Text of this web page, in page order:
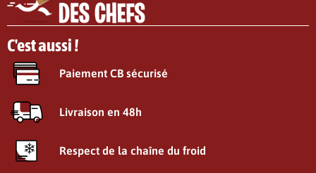
C'est aussi !
Paiement CB sécurisé
Livraison en 48h
Respect de la chaîne du froid